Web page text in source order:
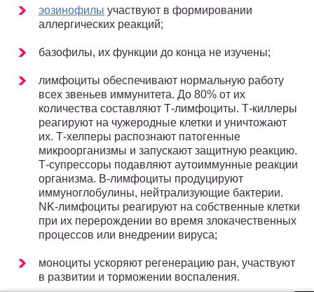
эозинофилы участвуют в формировании
аллергических реакций;
базофилы, их функции до конца не изучены;
лимфоциты обеспечивают нормальную работу
всех звеньев иммунитета. До 80% от их
количества составляют Т-лимфоциты. Т-киллеры
реагируют на чужеродные клетки и уничтожают
их. Т-хелперы распознают патогенные
микроорганизмы и запускают защитную реакцию.
Т-супрессоры подавляют аутоиммунные реакции
организма. В-лимфоциты продуцируют
иммуноглобулины, нейтрализующие бактерии.
NK-лимфоциты реагируют на собственные клетки
при их перерождении во время злокачественных
процессов или внедрении вируса;
моноциты ускоряют регенерацию ран, участвуют
в развитии и торможении воспаления.